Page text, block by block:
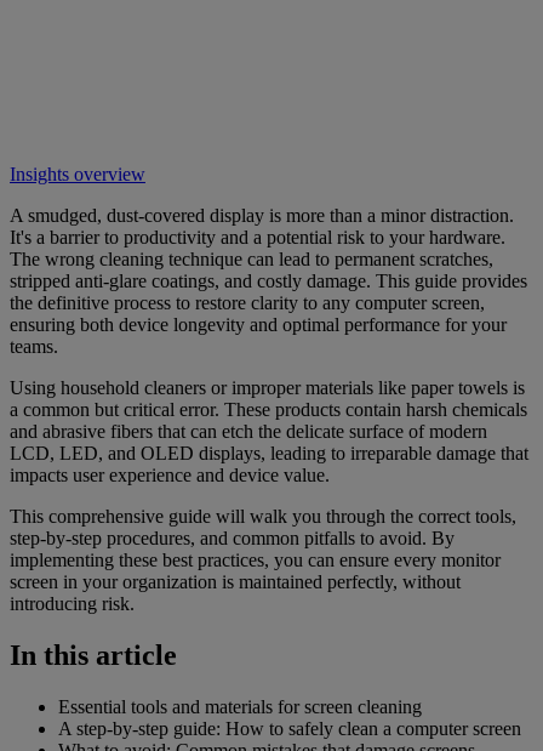
Insights overview
A smudged, dust-covered display is more than a minor distraction.
It's a barrier to productivity and a potential risk to your hardware.
The wrong cleaning technique can lead to permanent scratches,
stripped anti-glare coatings, and costly damage. This guide provides
the definitive process to restore clarity to any computer screen,
ensuring both device longevity and optimal performance for your
teams.
Using household cleaners or improper materials like paper towels is
a common but critical error. These products contain harsh chemicals
and abrasive fibers that can etch the delicate surface of modern
LCD, LED, and OLED displays, leading to irreparable damage that
impacts user experience and device value.
This comprehensive guide will walk you through the correct tools,
step-by-step procedures, and common pitfalls to avoid. By
implementing these best practices, you can ensure every monitor
screen in your organization is maintained perfectly, without
introducing risk.
In this article
Essential tools and materials for screen cleaning
A step-by-step guide: How to safely clean a computer screen